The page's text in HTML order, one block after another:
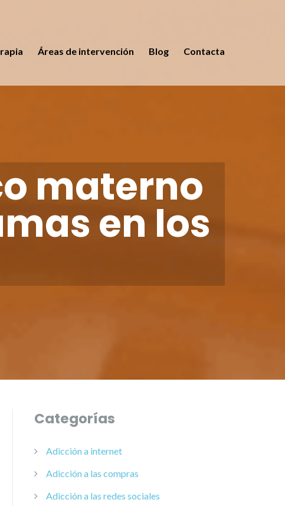
Áreas de intervención Blog Contacta
materno
en los
Categorías
Adicción a internet
Adicción a las compras
Adicción a las redes sociales